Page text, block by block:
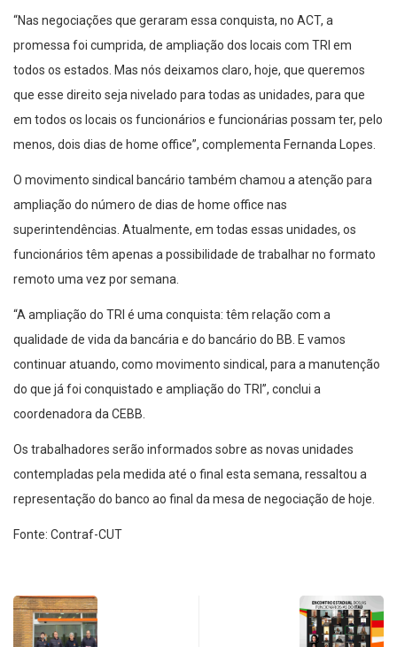
“Nas negociações que geraram essa conquista, no ACT, a
promessa foi cumprida, de ampliação dos locais com TRI em
todos os estados. Mas nós deixamos claro, hoje, que queremos
que esse direito seja nivelado para todas as unidades, para que
em todos os locais os funcionários e funcionárias possam ter, pelo
menos, dois dias de home office”, complementa Fernanda Lopes.
O movimento sindical bancário também chamou a atenção para
ampliação do número de dias de home office nas
superintendências. Atualmente, em todas essas unidades, os
funcionários têm apenas a possibilidade de trabalhar no formato
remoto uma vez por semana.
“A ampliação do TRI é uma conquista: têm relação com a
qualidade de vida da bancária e do bancário do BB. E vamos
continuar atuando, como movimento sindical, para a manutenção
do que já foi conquistado e ampliação do TRI”, conclui a
coordenadora da CEBB.
Os trabalhadores serão informados sobre as novas unidades
contempladas pela medida até o final esta semana, ressaltou a
representação do banco ao final da mesa de negociação de hoje.
Fonte: Contraf-CUT